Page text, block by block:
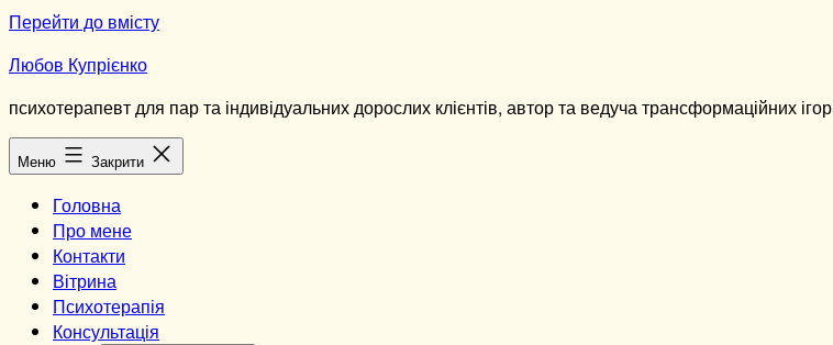
Перейти до вмісту
Любов Купрієнко
психотерапевт для пар та індивідуальних дорослих клієнтів, автор та ведуча трансформаційних ігор
Меню Закрити
Головна
Про мене
Контакти
Вітрина
Психотерапія
Консультація